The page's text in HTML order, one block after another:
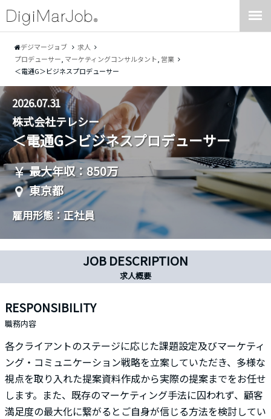
デジマージョブ
求人
プロデューサー マーケティングコンサルタント 営業
＜電通G＞ビジネスプロデューサー
2026.07.31
株式会社テレシー
＜電通G＞ビジネスプロデューサー
最大年収：850万
東京都
雇用形態：正社員
JOB DESCRIPTION
求人概要
RESPONSIBILITY
職務内容
各クライアントのステージに応じた課題設定及びマーケティ
ング・コミュニケーション戦略を立案していただき、多様な
視点を取り入れた提案資料作成から実際の提案までをお任せ
します。また、既存のマーケティング手法に囚われず、顧客
満足度の最大化に繋がるとご自身が信じる方法を検討してい